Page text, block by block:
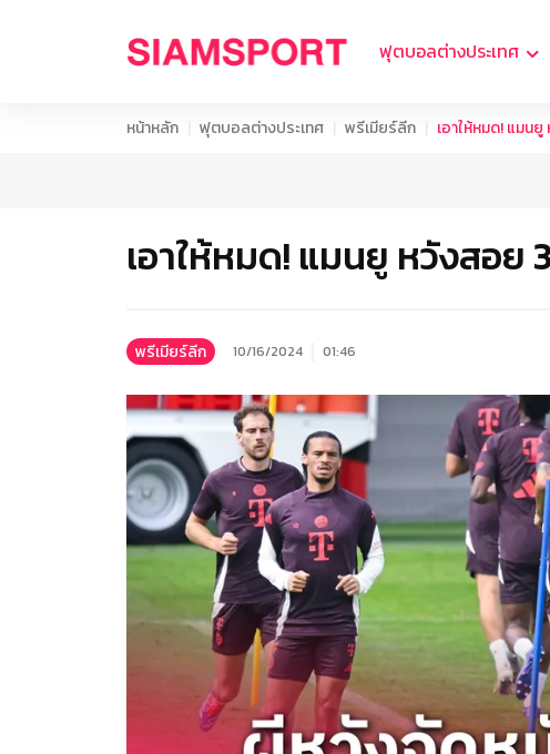
ฟุตบอลต่างประเทศ
หน้าหลัก ฟุตบอลต่างประเทศ พรีเมียร์ลีก เอาให้หมด! แมน
เอาให้หมด! แมนยู หวังสอย
พรีเมียร์ลีก 10/16/2024 01:46